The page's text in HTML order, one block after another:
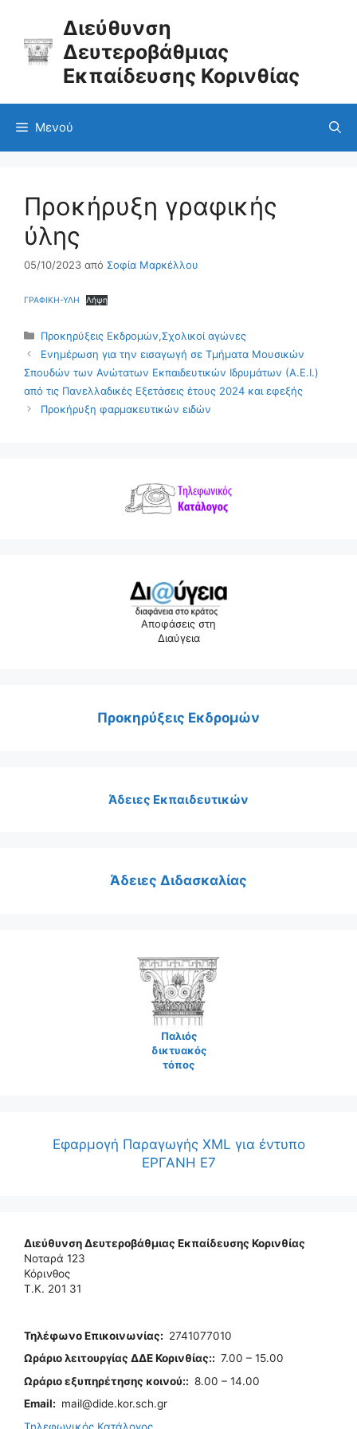
Διεύθυνση
Δευτεροβάθμιας
Εκπαίδευσης Κορινθίας
Μενού
Προκήρυξη γραφικής
ύλης
05/10/2023 από Σοφία Μαρκέλλου
ΓΡΑΦΙΚΗ-ΥΛΗ Λήψη
Κατηγορίες
Προκηρύξεις Εκδρομών,Σχολικοί αγώνες
Ενημέρωση για την εισαγωγή σε Τμήματα Μουσικών
Σπουδών των Ανώτατων Εκπαιδευτικών Ιδρυμάτων (Α.Ε.Ι.)
από τις Πανελλαδικές Εξετάσεις έτους 2024 και εφεξής
Προκήρυξη φαρμακευτικών ειδών
Αποφάσεις στη
Διαύγεια
Προκηρύξεις Εκδρομών
Άδειες Εκπαιδευτικών
Άδειες Διδασκαλίας
Παλιός
δικτυακός
τόπος
Εφαρμογή Παραγωγής XML για έντυπο
ΕΡΓΑΝΗ Ε7
Διεύθυνση Δευτεροβάθμιας Εκπαίδευσης Κορινθίας
Νοταρά 123
Κόρινθος
Τ.Κ. 201 31
Τηλέφωνo Επικοινωνίας: 2741077010
Ωράριο λειτουργίας ΔΔΕ Κορινθίας:: 7.00 – 15.00
Ωράριο εξυπηρέτησης κοινού:: 8.00 – 14.00
Email: mail@dide.kor.sch.gr
Τηλεφωνικός Κατάλογος